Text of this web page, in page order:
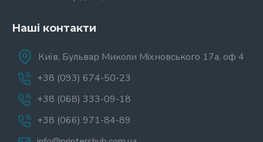
Наші контакти
Київ, Бульвар Миколи Міхновського 17а, оф 4
+38 (093) 674-50-23
+38 (068) 333-09-18
+38 (066) 971-84-89